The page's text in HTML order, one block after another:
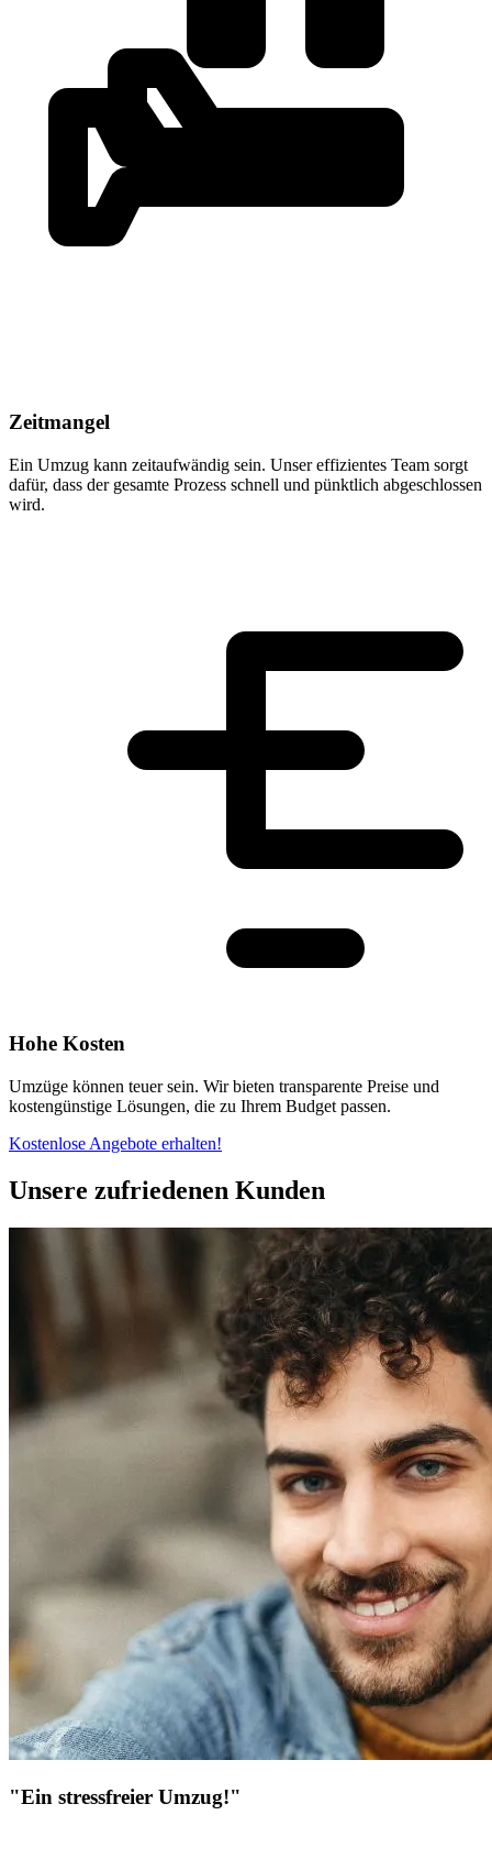
Zeitmangel
Ein Umzug kann zeitaufwändig sein. Unser effizientes Team sorgt
dafür, dass der gesamte Prozess schnell und pünktlich abgeschlossen
wird.
Hohe Kosten
Umzüge können teuer sein. Wir bieten transparente Preise und
kostengünstige Lösungen, die zu Ihrem Budget passen.
Kostenlose Angebote erhalten!
Unsere zufriedenen Kunden
"Ein stressfreier Umzug!"